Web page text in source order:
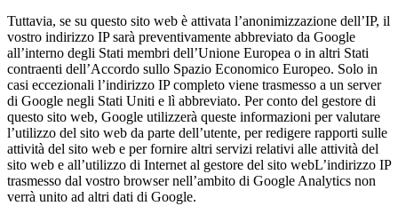
Tuttavia, se su questo sito web è attivata l’anonimizzazione dell’IP, il
vostro indirizzo IP sarà preventivamente abbreviato da Google
all’interno degli Stati membri dell’Unione Europea o in altri Stati
contraenti dell’Accordo sullo Spazio Economico Europeo. Solo in
casi eccezionali l’indirizzo IP completo viene trasmesso a un server
di Google negli Stati Uniti e lì abbreviato. Per conto del gestore di
questo sito web, Google utilizzerà queste informazioni per valutare
l’utilizzo del sito web da parte dell’utente, per redigere rapporti sulle
attività del sito web e per fornire altri servizi relativi alle attività del
sito web e all’utilizzo di Internet al gestore del sito webL’indirizzo IP
trasmesso dal vostro browser nell’ambito di Google Analytics non
verrà unito ad altri dati di Google.